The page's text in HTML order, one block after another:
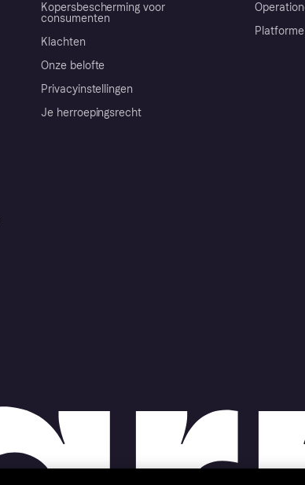
Kopersbescherming voor
consumenten
Klachten
Onze belofte
Privacyinstellingen
Je herroepingsrecht